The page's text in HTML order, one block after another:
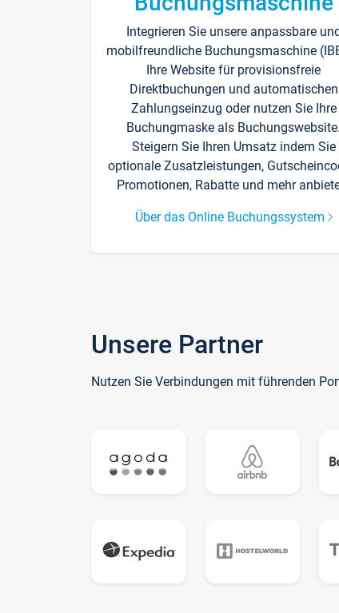
Integrieren Sie unsere anpassbare
mobilfreundliche Buchungsmaschine
Ihre Website für provisionsfreie
Direktbuchungen und automatischen
Zahlungseinzug oder nutzen Sie Ihre
Buchungmaske als Buchungswebsite.
Steigern Sie Ihren Umsatz indem Sie
optionale Zusatzleistungen,
Promotionen, Rabatte und mehr
Über das Online Buchungssystem
Unsere Partner
Nutzen Sie Verbindungen mit führenden